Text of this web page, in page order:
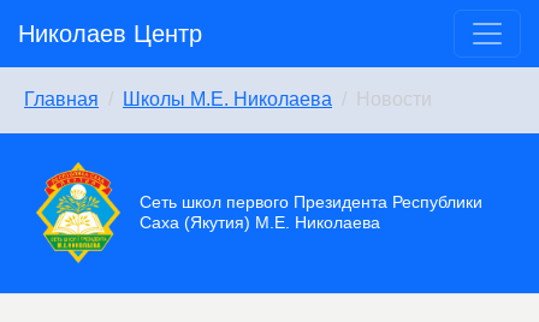
Николаев Центр
Главная Школы М.Е. Николаева Новости
Сеть школ первого Президента Республики
Саха (Якутия) М.Е. Николаева